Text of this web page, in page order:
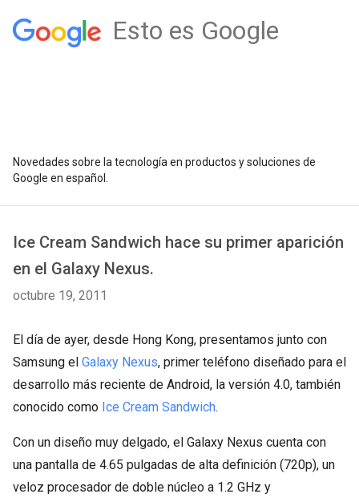
Esto es Google
Novedades sobre la tecnología en productos y soluciones de
Google en español.
Ice Cream Sandwich hace su primer aparición
en el Galaxy Nexus.
octubre 19, 2011
El día de ayer, desde Hong Kong, presentamos junto con
Samsung el Galaxy Nexus, primer teléfono diseñado para el
desarrollo más reciente de Android, la versión 4.0, también
conocido como Ice Cream Sandwich.
Con un diseño muy delgado, el Galaxy Nexus cuenta con
una pantalla de 4.65 pulgadas de alta definición (720p), un
veloz procesador de doble núcleo a 1.2 GHz y